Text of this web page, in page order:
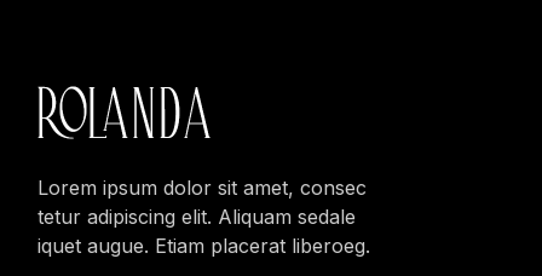
Lorem ipsum dolor sit amet, consec
tetur adipiscing elit. Aliquam sedale
iquet augue. Etiam placerat liberoeg.